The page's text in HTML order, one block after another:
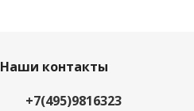
Наши контакты
+7(495)9816323